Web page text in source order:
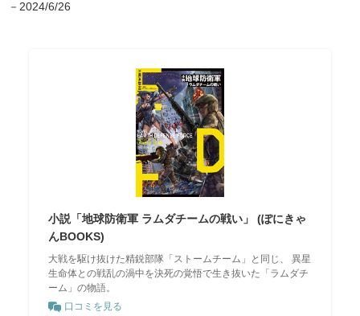
－2024/6/26
小説「地球防衛軍 ラムダチームの戦い」 (ぽにきゃ
んBOOKS)
大戦を駆け抜けた精鋭部隊「ストームチーム」と同じ、 異星
生命体との戦乱の渦中を決死の覚悟で生き抜いた「ラムダチ
ーム」の物語。
口コミを見る